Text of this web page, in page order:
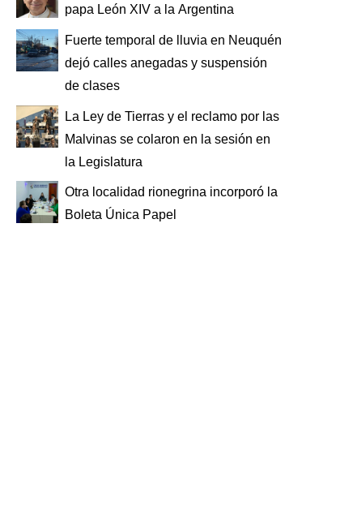
papa León XIV a la Argentina
Fuerte temporal de lluvia en Neuquén
dejó calles anegadas y suspensión
de clases
La Ley de Tierras y el reclamo por las
Malvinas se colaron en la sesión en
la Legislatura
Otra localidad rionegrina incorporó la
Boleta Única Papel